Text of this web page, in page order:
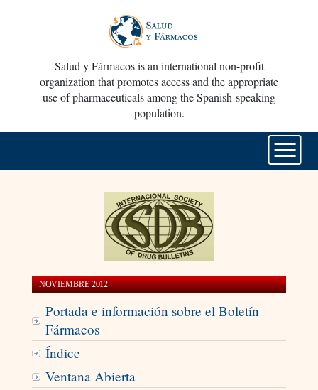
Salud y Fármacos is an international non-profit
organization that promotes access and the appropriate
use of pharmaceuticals among the Spanish-speaking
population.
NOVIEMBRE 2012
Portada e información sobre el Boletín
Fármacos
Índice
Ventana Abierta